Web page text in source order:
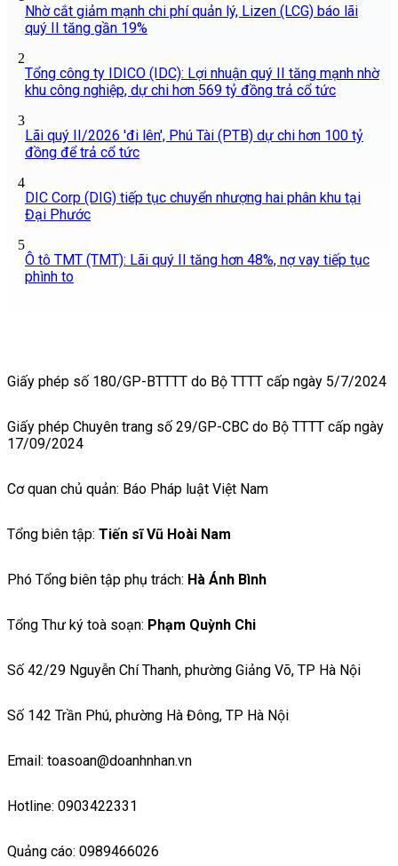
Nhờ cắt giảm mạnh chi phí quản lý, Lizen (LCG) báo lãi
quý II tăng gần 19%
2
Tổng công ty IDICO (IDC): Lợi nhuận quý II tăng mạnh nhờ
khu công nghiệp, dự chi hơn 569 tỷ đồng trả cổ tức
3
Lãi quý II/2026 'đi lên', Phú Tài (PTB) dự chi hơn 100 tỷ
đồng để trả cổ tức
4
DIC Corp (DIG) tiếp tục chuyển nhượng hai phân khu tại
Đại Phước
5
Ô tô TMT (TMT): Lãi quý II tăng hơn 48%, nợ vay tiếp tục
phình to
Giấy phép số 180/GP-BTTTT do Bộ TTTT cấp ngày 5/7/2024
Giấy phép Chuyên trang số 29/GP-CBC do Bộ TTTT cấp ngày
17/09/2024
Cơ quan chủ quản: Báo Pháp luật Việt Nam
Tổng biên tập: Tiến sĩ Vũ Hoài Nam
Phó Tổng biên tập phụ trách: Hà Ánh Bình
Tổng Thư ký toà soạn: Phạm Quỳnh Chi
Số 42/29 Nguyễn Chí Thanh, phường Giảng Võ, TP Hà Nội
Số 142 Trần Phú, phường Hà Đông, TP Hà Nội
Email: toasoan@doanhnhan.vn
Hotline: 0903422331
Quảng cáo: 0989466026